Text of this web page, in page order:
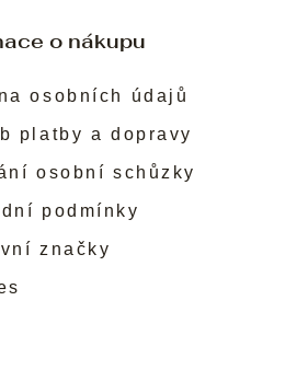
o nákupu
osobních údajů
platby a dopravy
osobní schůzky
podmínky
značky